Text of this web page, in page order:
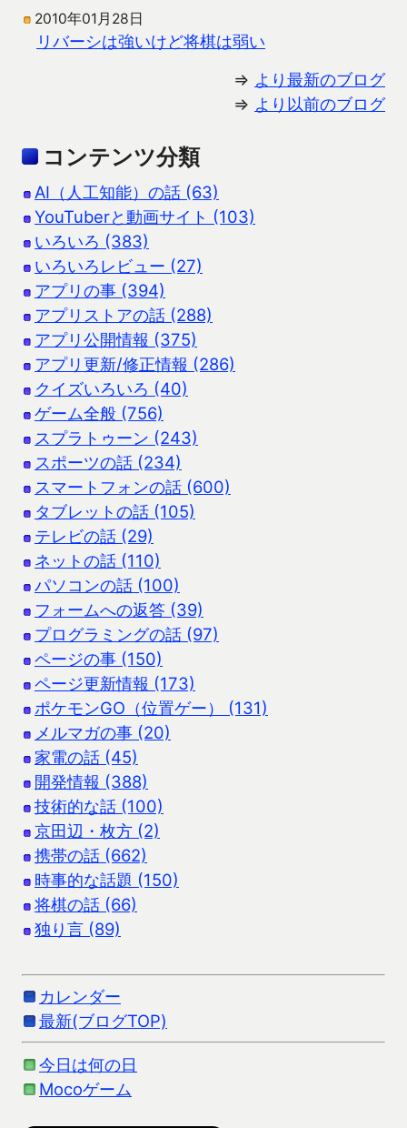
2010年01月28日
リバーシは強いけど将棋は弱い
⇒ より最新のブログ
⇒ より以前のブログ
コンテンツ分類
AI（人工知能）の話 (63)
YouTuberと動画サイト (103)
いろいろ (383)
いろいろレビュー (27)
アプリの事 (394)
アプリストアの話 (288)
アプリ公開情報 (375)
アプリ更新/修正情報 (286)
クイズいろいろ (40)
ゲーム全般 (756)
スプラトゥーン (243)
スポーツの話 (234)
スマートフォンの話 (600)
タブレットの話 (105)
テレビの話 (29)
ネットの話 (110)
パソコンの話 (100)
フォームへの返答 (39)
プログラミングの話 (97)
ページの事 (150)
ページ更新情報 (173)
ポケモンGO（位置ゲー） (131)
メルマガの事 (20)
家電の話 (45)
開発情報 (388)
技術的な話 (100)
京田辺・枚方 (2)
携帯の話 (662)
時事的な話題 (150)
将棋の話 (66)
独り言 (89)
カレンダー
最新(ブログTOP)
今日は何の日
Mocoゲーム